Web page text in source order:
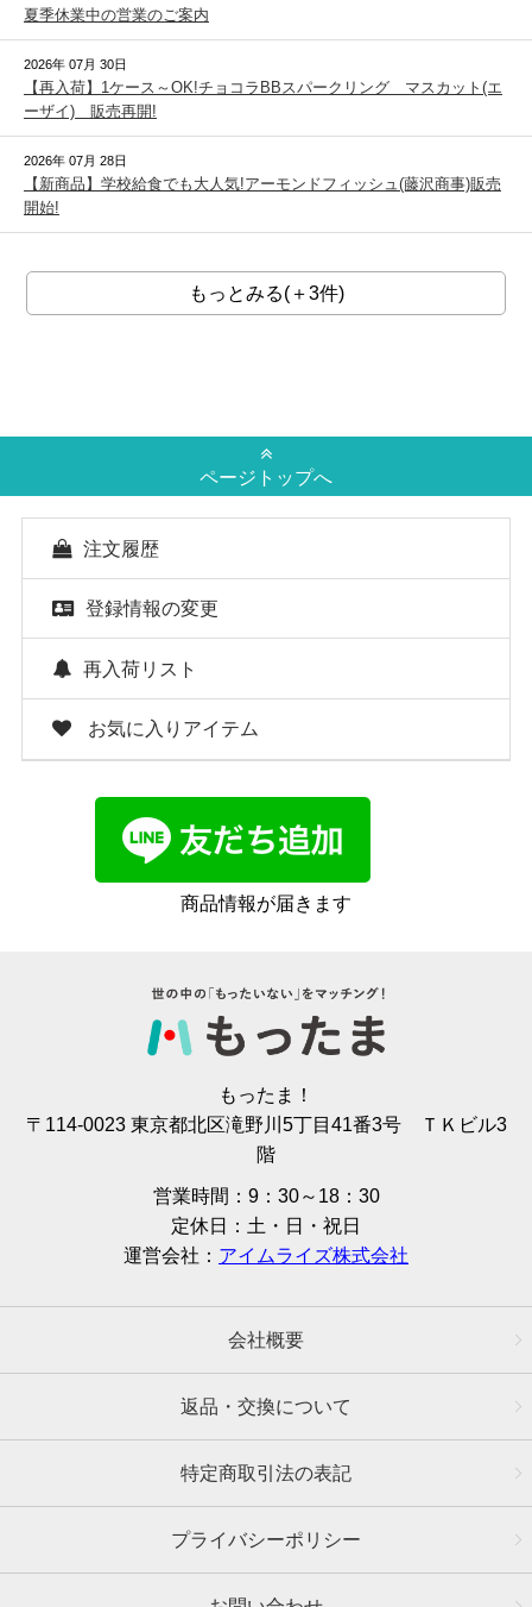
夏季休業中の営業のご案内
2026年 07月 30日
【再入荷】1ケース～OK!チョコラBBスパークリング マスカット(エ
ーザイ) 販売再開!
2026年 07月 28日
【新商品】学校給食でも大人気!アーモンドフィッシュ(藤沢商事)販売
開始!
もっとみる(＋3件)
ページトップへ
注文履歴
登録情報の変更
再入荷リスト
お気に入りアイテム
商品情報が届きます
もったま！
〒114-0023 東京都北区滝野川5丁目41番3号 ＴＫビル3
階
営業時間：9：30～18：30
定休日：土・日・祝日
運営会社： アイムライズ株式会社
会社概要
返品・交換について
特定商取引法の表記
プライバシーポリシー